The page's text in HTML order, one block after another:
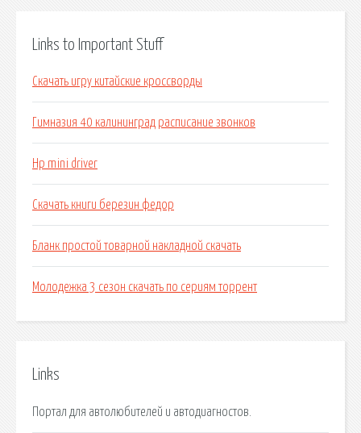
Links to Important Stuff
Скачать игру китайские кроссворды
Гимназия 40 калининград расписание звонков
Hp mini driver
Скачать книги березин федор
Бланк простой товарной накладной скачать
Молодежка 3 сезон скачать по сериям торрент
Links
Портал для автолюбителей и автодиагностов.